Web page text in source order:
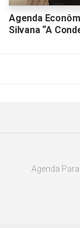
Agenda
Silvana “A
Agenda